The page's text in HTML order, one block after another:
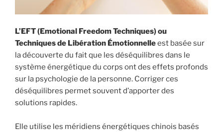
L’EFT (Emotional Freedom Techniques) ou
Techniques de Libération Émotionnelleest basée sur
la découverte du fait que les déséquilibres dans le
système énergétique du corps ont des effets profonds
sur la psychologie de la personne. Corriger ces
déséquilibres permet souvent d’apporter des
solutions rapides.
Elle utilise les méridiens énergétiques chinois basés